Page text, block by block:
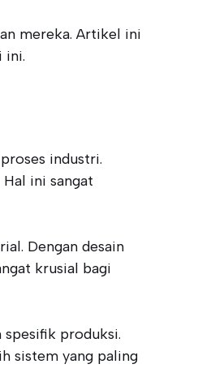
mereka. Artikel ini
ini.
industri.
ini sangat
Dengan desain
krusial bagi
produksi.
sistem yang paling